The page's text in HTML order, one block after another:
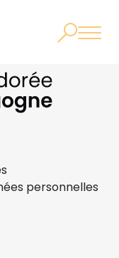
personnelles